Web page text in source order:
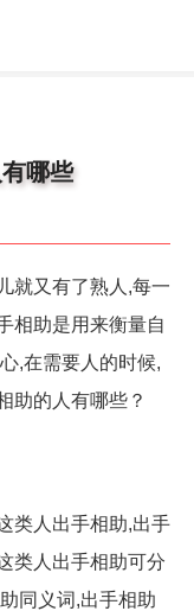
哪些
就又有了熟人,每一
相助是用来衡量自
,在需要人的时候,
助的人有哪些？
类人出手相助,出手
类人出手相助可分
同义词,出手相助